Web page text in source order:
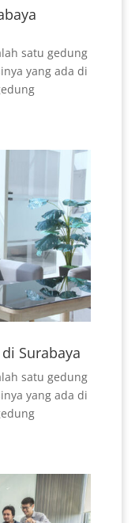
satu gedung
yang ada di
Surabaya
satu gedung
yang ada di